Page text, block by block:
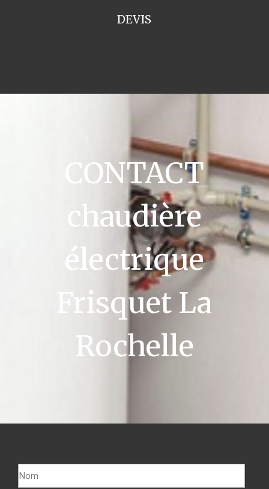
DEVIS
CONTACT
chaudière
électrique
Frisquet La
Rochelle